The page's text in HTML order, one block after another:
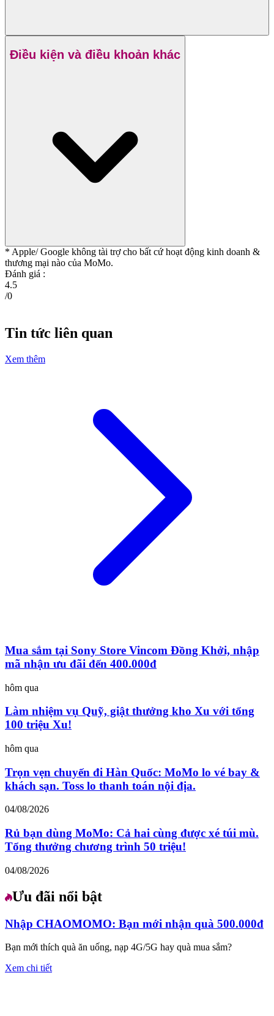
Điều kiện và điều khoản khác
* Apple/ Google không tài trợ cho bất cứ hoạt động kinh doanh &
thương mại nào của MoMo.
Đánh giá :
4.5
/0
Tin tức liên quan
Xem thêm
Mua sắm tại Sony Store Vincom Đồng Khởi, nhập
mã nhận ưu đãi đến 400.000đ
hôm qua
Làm nhiệm vụ Quỹ, giật thưởng kho Xu với tổng
100 triệu Xu!
hôm qua
Trọn vẹn chuyến đi Hàn Quốc: MoMo lo vé bay &
khách sạn. Toss lo thanh toán nội địa.
04/08/2026
Rủ bạn dùng MoMo: Cả hai cùng được xé túi mù.
Tổng thưởng chương trình 50 triệu!
04/08/2026
Ưu đãi nổi bật
Nhập CHAOMOMO: Bạn mới nhận quà 500.000đ
Bạn mới thích quà ăn uống, nạp 4G/5G hay quà mua sắm?
Xem chi tiết